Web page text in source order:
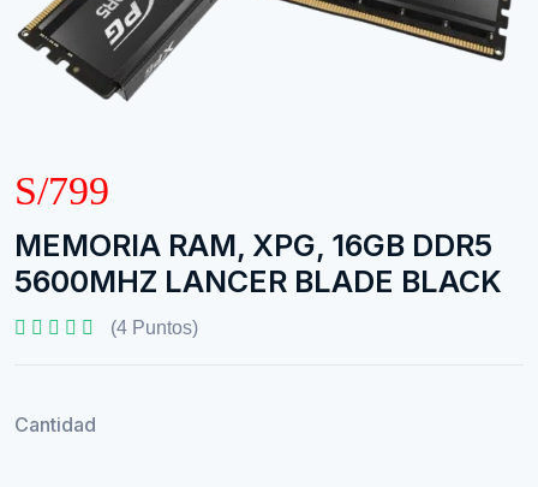
S/799
MEMORIA RAM, XPG, 16GB DDR5
5600MHZ LANCER BLADE BLACK
(4 Puntos)
Cantidad